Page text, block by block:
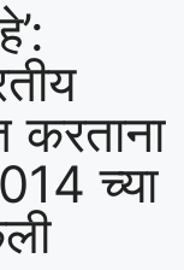
करताना
च्या